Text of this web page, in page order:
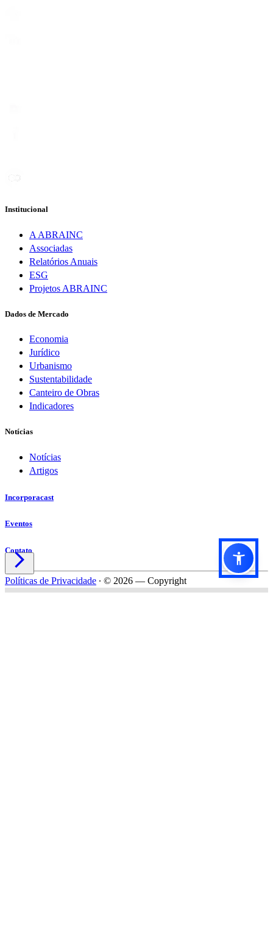
Institucional
A ABRAINC
Associadas
Relatórios Anuais
ESG
Projetos ABRAINC
Dados de Mercado
Economia
Jurídico
Urbanismo
Sustentabilidade
Canteiro de Obras
Indicadores
Notícias
Notícias
Artigos
Incorporacast
Eventos
Contato

Políticas de Privacidade ∙ © 2026 — Copyright